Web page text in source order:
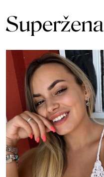
Superžena